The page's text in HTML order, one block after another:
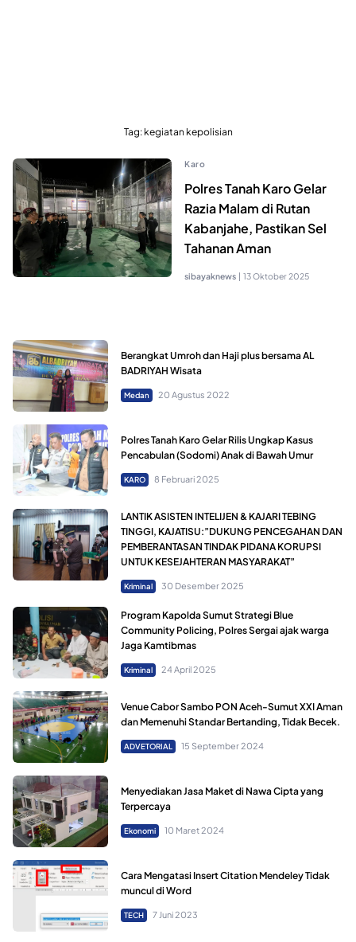
Tag: kegiatan kepolisian
Karo
Polres Tanah Karo Gelar
Razia Malam di Rutan
Kabanjahe, Pastikan Sel
Tahanan Aman
sibayaknews | 13 Oktober 2025
Berangkat Umroh dan Haji plus bersama AL
BADRIYAH Wisata
Medan 20 Agustus 2022
Polres Tanah Karo Gelar Rilis Ungkap Kasus
Pencabulan (Sodomi) Anak di Bawah Umur
KARO 8 Februari 2025
LANTIK ASISTEN INTELIJEN & KAJARI TEBING
TINGGI, KAJATISU:”DUKUNG PENCEGAHAN DAN
PEMBERANTASAN TINDAK PIDANA KORUPSI
UNTUK KESEJAHTERAN MASYARAKAT”
Kriminal 30 Desember 2025
Program Kapolda Sumut Strategi Blue
Community Policing, Polres Sergai ajak warga
Jaga Kamtibmas
Kriminal 24 April 2025
Venue Cabor Sambo PON Aceh-Sumut XXI Aman
dan Memenuhi Standar Bertanding, Tidak Becek.
ADVETORIAL 15 September 2024
Menyediakan Jasa Maket di Nawa Cipta yang
Terpercaya
Ekonomi 10 Maret 2024
Cara Mengatasi Insert Citation Mendeley Tidak
muncul di Word
TECH 7 Juni 2023